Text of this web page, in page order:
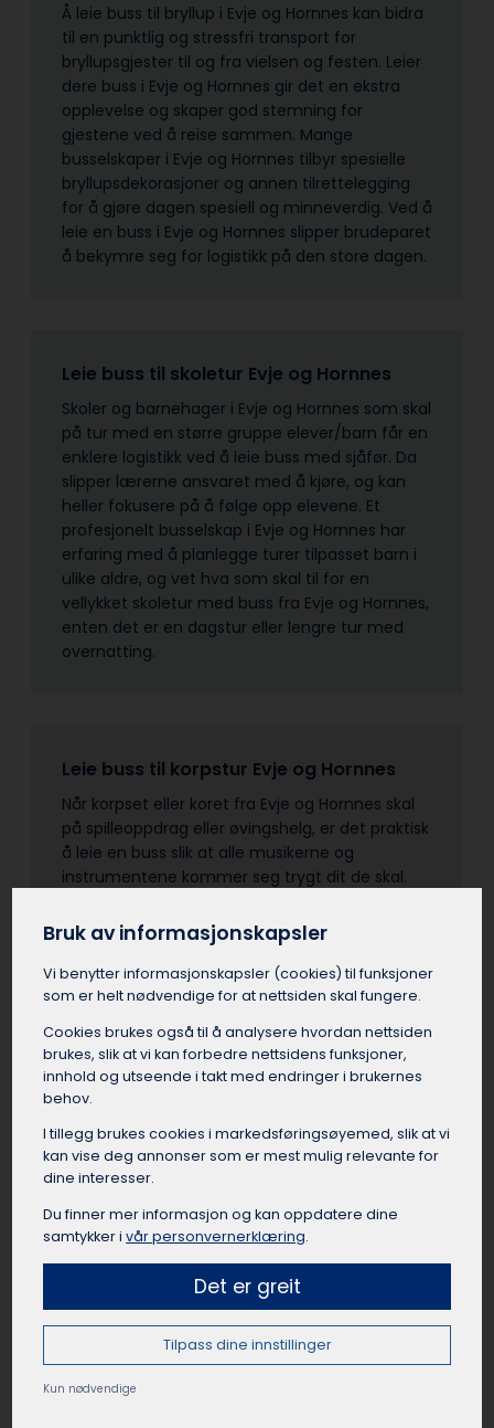
Å leie buss til bryllup i Evje og Hornnes kan bidra
til en punktlig og stressfri transport for
bryllupsgjester til og fra vielsen og festen. Leier
dere buss i Evje og Hornnes gir det en ekstra
opplevelse og skaper god stemning for
gjestene ved å reise sammen. Mange
busselskaper i Evje og Hornnes tilbyr spesielle
bryllupsdekorasjoner og annen tilrettelegging
for å gjøre dagen spesiell og minneverdig. Ved å
leie en buss i Evje og Hornnes slipper brudeparet
å bekymre seg for logistikk på den store dagen.
Leie buss til skoletur Evje og Hornnes
Skoler og barnehager i Evje og Hornnes som skal
på tur med en større gruppe elever/barn får en
enklere logistikk ved å leie buss med sjåfør. Da
slipper lærerne ansvaret med å kjøre, og kan
heller fokusere på å følge opp elevene. Et
profesjonelt busselskap i Evje og Hornnes har
erfaring med å planlegge turer tilpasset barn i
ulike aldre, og vet hva som skal til for en
vellykket skoletur med buss fra Evje og Hornnes,
enten det er en dagstur eller lengre tur med
overnatting.
Leie buss til korpstur Evje og Hornnes
Når korpset eller koret fra Evje og Hornnes skal
på spilleoppdrag eller øvingshelg, er det praktisk
å leie en buss slik at alle musikerne og
instrumentene kommer seg trygt dit de skal.
Hornnes og mengden utstyr, kan det være lurt
å velge en buss med god bagasjeplass eller en
buss med tilhenger. Flere busselskaper i Evje og
Hornnes har erfaring med å frakte korps, og vet
hva som kreves av planlegging for at turen skal
gå knirkefritt.
Leie buss til leirskole Evje og Hornnes
leirskole er buss et trygt og miljøvennlig
transportalternativ. Elevene får en fin
og Hornnes som gruppe til leirskolestedet.
Busselskapet i Evje og Hornnes kan bistå med å
finne en egnet buss med god plass til bagasje,
og en dyktig sjåfør som har kjørt mange
leirskoleturer før. Med en leiebuss er reisen til
Bruk av informasjonskapsler
Vi benytter informasjons­kapsler (cookies) til funksjoner
som er helt nødvendige for at nettsiden skal fungere.
Cookies brukes også til å analysere hvordan nettsiden
brukes, slik at vi kan forbedre nettsidens funksjoner,
innhold og utseende i takt med endringer i brukernes
behov.
I tillegg brukes cookies i markedsførings­øyemed, slik at vi
kan vise deg annonser som er mest mulig relevante for
dine interesser.
Du finner mer informasjon og kan oppdatere dine
samtykker ivår personvernerklæring.
Det er greit
Tilpass dine innstillinger
Kun nødvendige